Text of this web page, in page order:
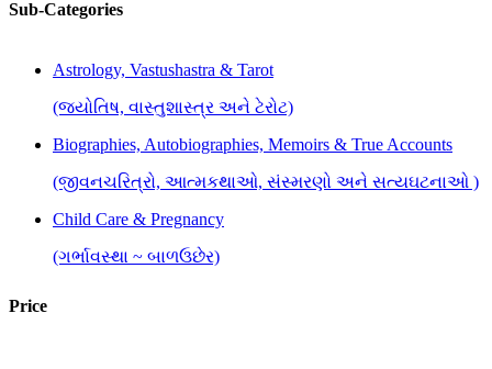
Sub-Categories
Astrology, Vastushastra & Tarot
(જ્યોતિષ, વાસ્તુશાસ્ત્ર અને ટેરોટ)
Biographies, Autobiographies, Memoirs & True Accounts
(જીવનચરિત્રો, આત્મકથાઓ, સંસ્મરણો અને સત્યઘટનાઓ )
Child Care & Pregnancy
(ગર્ભાવસ્થા ~ બાળઉછેર)
Price